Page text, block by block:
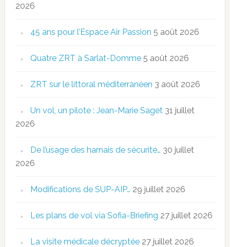
2026
45 ans pour l’Espace Air Passion 5 août 2026
Quatre ZRT à Sarlat-Domme 5 août 2026
ZRT sur le littoral méditerranéen 3 août 2026
Un vol, un pilote : Jean-Marie Saget 31 juillet
2026
De l’usage des harnais de sécurité… 30 juillet
2026
Modifications de SUP-AIP… 29 juillet 2026
Les plans de vol via Sofia-Briefing 27 juillet 2026
La visite médicale décryptée 27 juillet 2026